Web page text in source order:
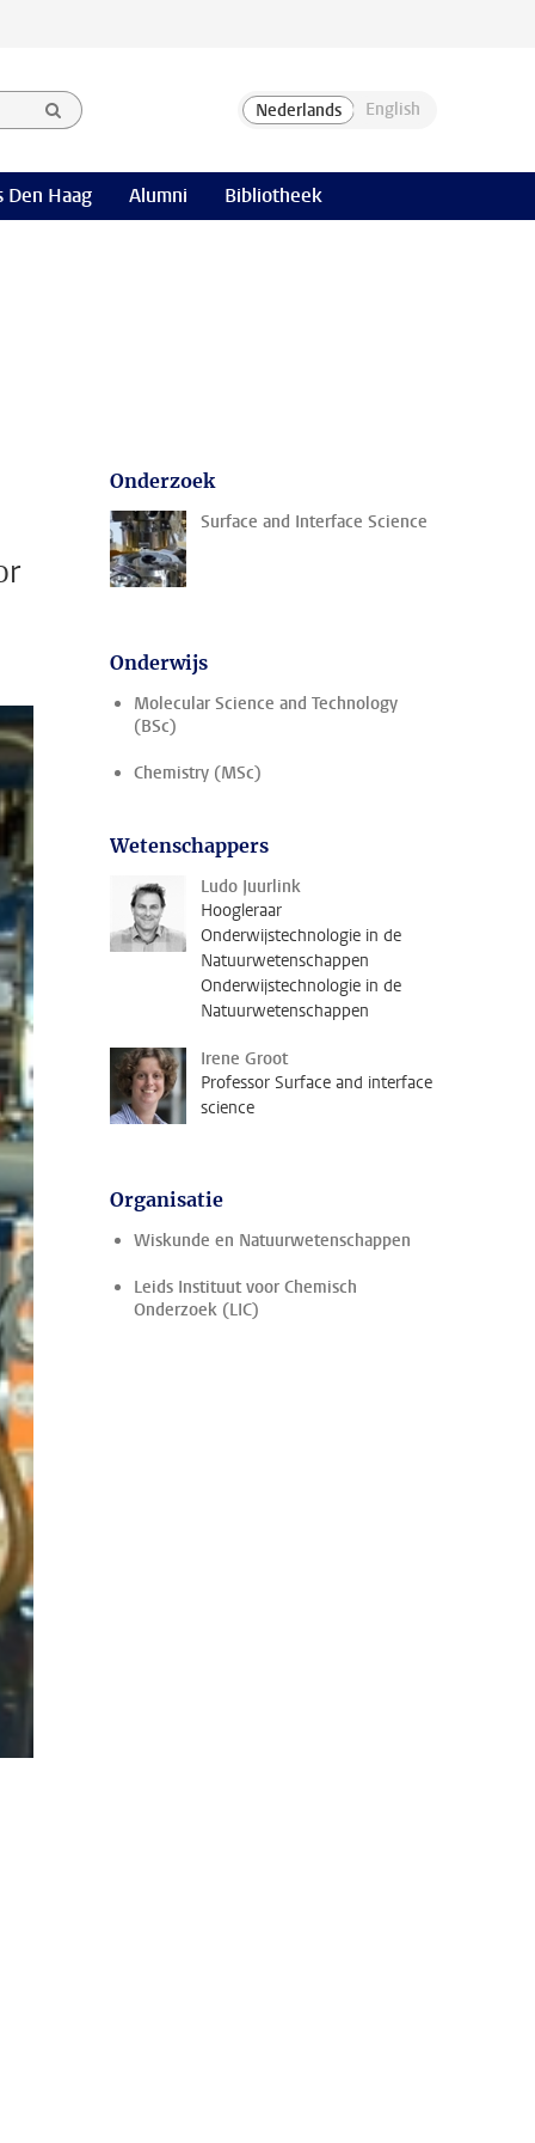
Den Haag Alumni Bibliotheek
Onderzoek
Surface and Interface Science
Onderwijs
Molecular Science and Technology
(BSc)
Chemistry (MSc)
Wetenschappers
Ludo Juurlink
Hoogleraar
Onderwijstechnologie in de
Natuurwetenschappen
Onderwijstechnologie in de
Natuurwetenschappen
Irene Groot
Professor Surface and interface
science
Organisatie
Wiskunde en Natuurwetenschappen
Leids Instituut voor Chemisch
Onderzoek (LIC)